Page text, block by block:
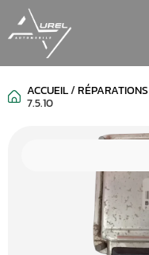
ACCUEIL/RÉPARATIONS
7.5.10